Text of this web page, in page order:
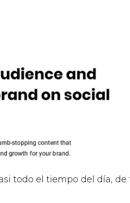
todo el tiempo del día,